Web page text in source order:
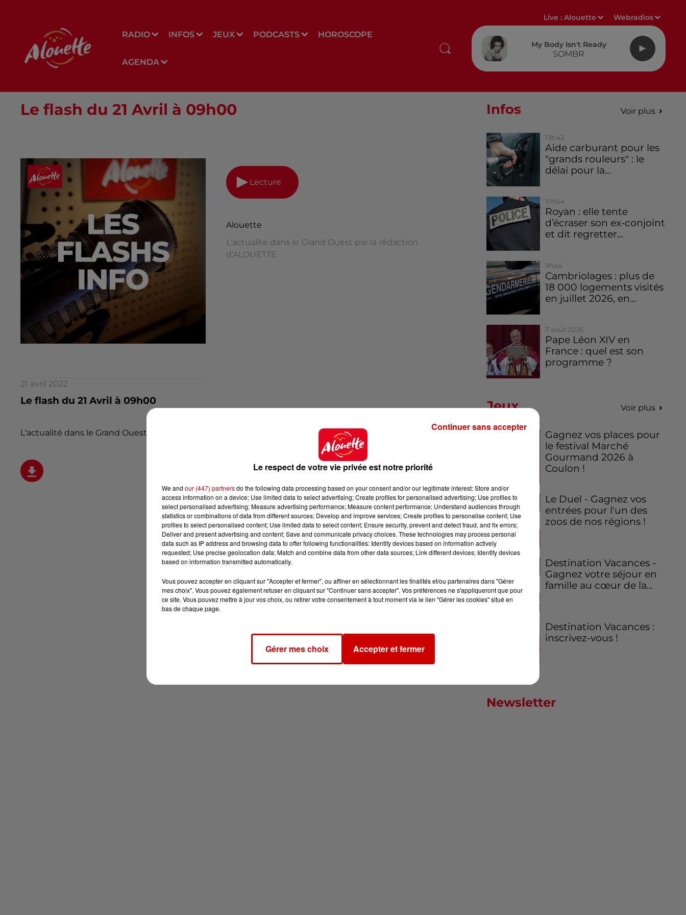
RADIO INFOS JEUX PODCASTS HOROSCOPE
AGENDA
Live :Alouette Webradios
My Body Isn't Ready
SOMBR
Le flash du 21 Avril à 09h00
Lecture
Alouette
L'actualité dans le Grand Ouest par la rédaction
d'ALOUETTE
21 avril 2022
Le flash du 21 Avril à 09h00
L'actualité dans le Grand Ouest par la rédaction d'ALOUETTE
Infos Voir plus
13h42
Aide carburant pour les
"grands rouleurs" : le
délai pour la...
10h54
Royan : elle tente
d’écraser son ex-conjoint
et dit regretter...
9h45
Cambriolages : plus de
18 000 logements visités
en juillet 2026, en...
7 août 2026
Pape Léon XIV en
France : quel est son
programme ?
Jeux Voir plus
Gagnez vos places pour
le festival Marché
Gourmand 2026 à
Coulon !
Le Duel - Gagnez vos
entrées pour l'un des
zoos de nos régions !
Destination Vacances -
Gagnez votre séjour en
famille au cœur de la...
Destination Vacances :
inscrivez-vous !
Newsletter
Le respect de votre vie privée est notre priorité
We and our (447) partnersdo the following data processing based on your consent and/or our legitimate interest: Store and/or
access information on a device; Use limited data to select advertising; Create profiles for personalised advertising; Use profiles to
select personalised advertising; Measure advertising performance; Measure content performance; Understand audiences through
statistics or combinations of data from different sources; Develop and improve services; Create profiles to personalise content; Use
profiles to select personalised content; Use limited data to select content; Ensure security, prevent and detect fraud, and fix errors;
Deliver and present advertising and content; Save and communicate privacy choices. These technologies may process personal
data such as IP address and browsing data to offer following functionalities: Identify devices based on information actively
requested; Use precise geolocation data; Match and combine data from other data sources; Link different devices; Identify devices
based on information transmitted automatically.
Vous pouvez accepter en cliquant sur "Accepter et fermer", ou affiner en sélectionnant les finalités et/ou partenaires dans "Gérer
mes choix". Vous pouvez également refuser en cliquant sur "Continuer sans accepter". Vos préférences ne s'appliqueront que pour
ce site. Vous pouvez mettre à jour vos choix, ou retirer votre consentement à tout moment via le lien "Gérer les cookies" situé en
bas de chaque page.
Gérer mes choix Accepter et fermer
Continuer sans accepter